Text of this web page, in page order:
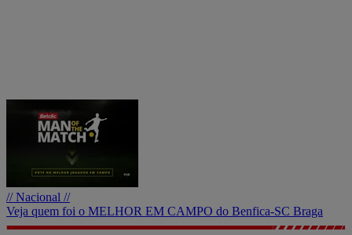
// Nacional //
Veja quem foi o MELHOR EM CAMPO do Benfica-SC Braga